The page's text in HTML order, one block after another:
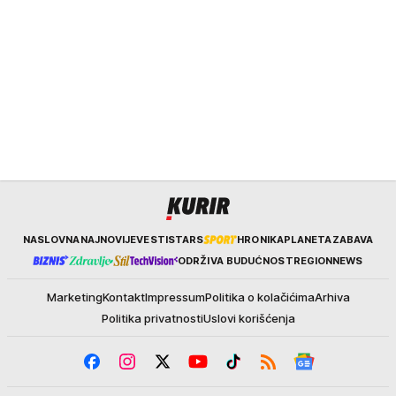
KurirNASLOVNANAJNOVIJEVESTISTARS HRONIKAPLANETAZABAVA
ODRŽIVA BUDUĆNOSTREGIONNEWS
MarketingKontaktImpressumPolitika o kolačićimaArhiva
Politika privatnostiUslovi korišćenja